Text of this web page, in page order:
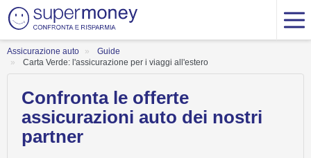
Assicurazione auto
Guide
Carta Verde: l'assicurazione per i viaggi all'estero
Confronta le offerte
assicurazioni auto dei nostri
partner